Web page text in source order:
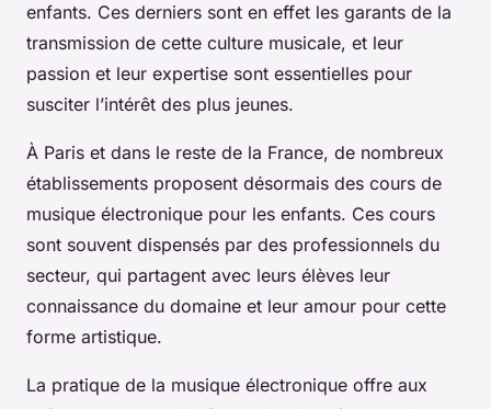
enfants. Ces derniers sont en effet les garants de la
transmission de cette culture musicale, et leur
passion et leur expertise sont essentielles pour
susciter l’intérêt des plus jeunes.
À Paris et dans le reste de la France, de nombreux
établissements proposent désormais des cours de
musique électronique pour les enfants. Ces cours
sont souvent dispensés par des professionnels du
secteur, qui partagent avec leurs élèves leur
connaissance du domaine et leur amour pour cette
forme artistique.
La pratique de la musique électronique offre aux